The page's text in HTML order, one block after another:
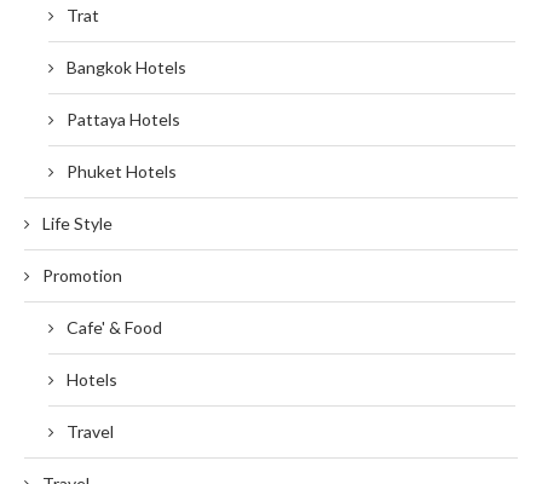
Trat
Bangkok Hotels
Pattaya Hotels
Phuket Hotels
Life Style
Promotion
Cafe' & Food
Hotels
Travel